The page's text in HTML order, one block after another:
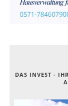
DAS INVEST -